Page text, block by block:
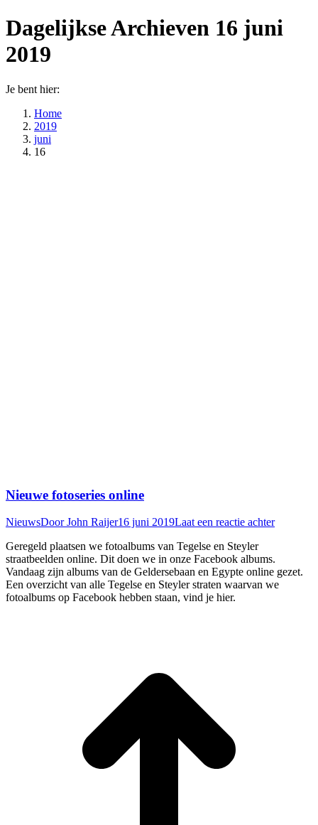
Dagelijkse Archieven 16 juni
2019
Je bent hier:
Home
2019
juni
16
Nieuwe fotoseries online
NieuwsDoorJohn Raijer16 juni 2019Laat een reactie achter
Geregeld plaatsen we fotoalbums van Tegelse en Steyler
straatbeelden online. Dit doen we in onze Facebook albums.
Vandaag zijn albums van de Geldersebaan en Egypte online gezet.
Een overzicht van alle Tegelse en Steyler straten waarvan we
fotoalbums op Facebook hebben staan, vind je hier.